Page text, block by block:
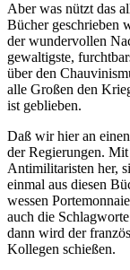
Aber was nützt das
Bücher geschrieben
der wundervollen
gewaltigste,
über den
alle Großen den
ist geblieben.
Daß wir hier an
der Regierungen.
Antimilitaristen her,
einmal aus diesen
wessen
auch die
dann wird der
Kollegen schießen.